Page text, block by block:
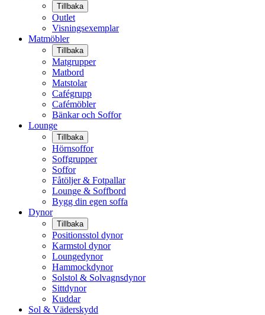
Tillbaka
Outlet
Visningsexemplar
Matmöbler
Tillbaka
Matgrupper
Matbord
Matstolar
Cafégrupp
Cafémöbler
Bänkar och Soffor
Lounge
Tillbaka
Hörnsoffor
Soffgrupper
Soffor
Fåtöljer & Fotpallar
Lounge & Soffbord
Bygg din egen soffa
Dynor
Tillbaka
Positionsstol dynor
Karmstol dynor
Loungedynor
Hammockdynor
Solstol & Solvagnsdynor
Sittdynor
Kuddar
Sol & Väderskydd